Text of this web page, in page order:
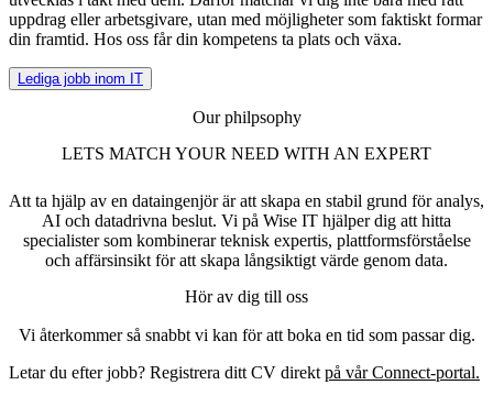
uppdrag eller arbetsgivare, utan med möjligheter som faktiskt formar
din framtid. Hos oss får din kompetens ta plats och växa.
Lediga jobb inom IT
Our philpsophy
LETS MATCH YOUR NEED WITH AN EXPERT
Att ta hjälp av en dataingenjör är att skapa en stabil grund för analys,
AI och datadrivna beslut. Vi på Wise IT hjälper dig att hitta
specialister som kombinerar teknisk expertis, plattformsförståelse
och affärsinsikt för att skapa långsiktigt värde genom data.
Hör av dig till oss
Vi återkommer så snabbt vi kan för att boka en tid som passar dig.
Letar du efter jobb? Registrera ditt CV direkt på vår Connect-portal.